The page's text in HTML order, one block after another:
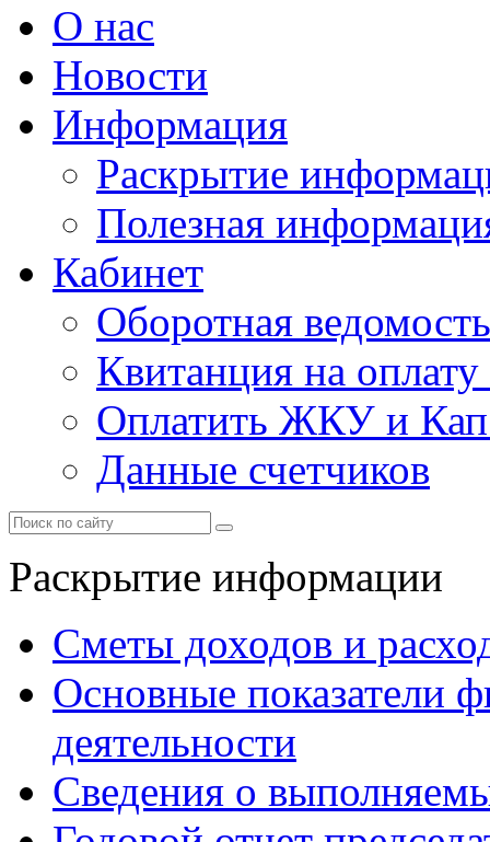
О нас
Новости
Информация
Раскрытие
Полезная
Кабинет
Оборотная ведомость
Квитанция на
Оплатить ЖКУ и
Данные счетчиков
Раскрытие информации
Сметы доходов и
Основные показатели
деятельности
Сведения о